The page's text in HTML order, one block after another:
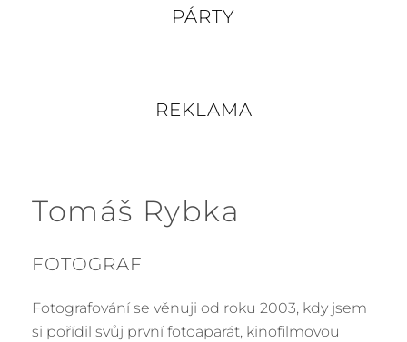
PÁRTY
REKLAMA
Tomáš Rybka
FOTOGRAF
Fotografování se věnuji od roku 2003, kdy jsem
si pořídil svůj první fotoaparát, kinofilmovou